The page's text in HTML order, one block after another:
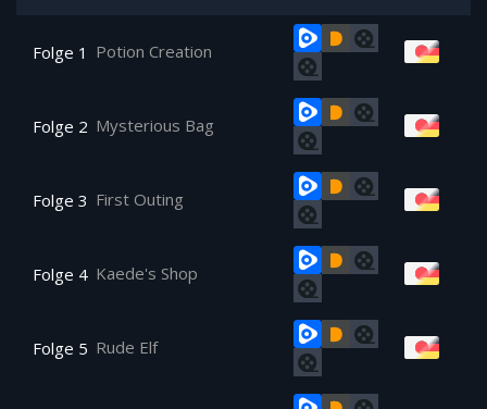
Folge 1 Potion Creation
Folge 2 Mysterious Bag
Folge 3 First Outing
Folge 4 Kaede's Shop
Folge 5 Rude Elf